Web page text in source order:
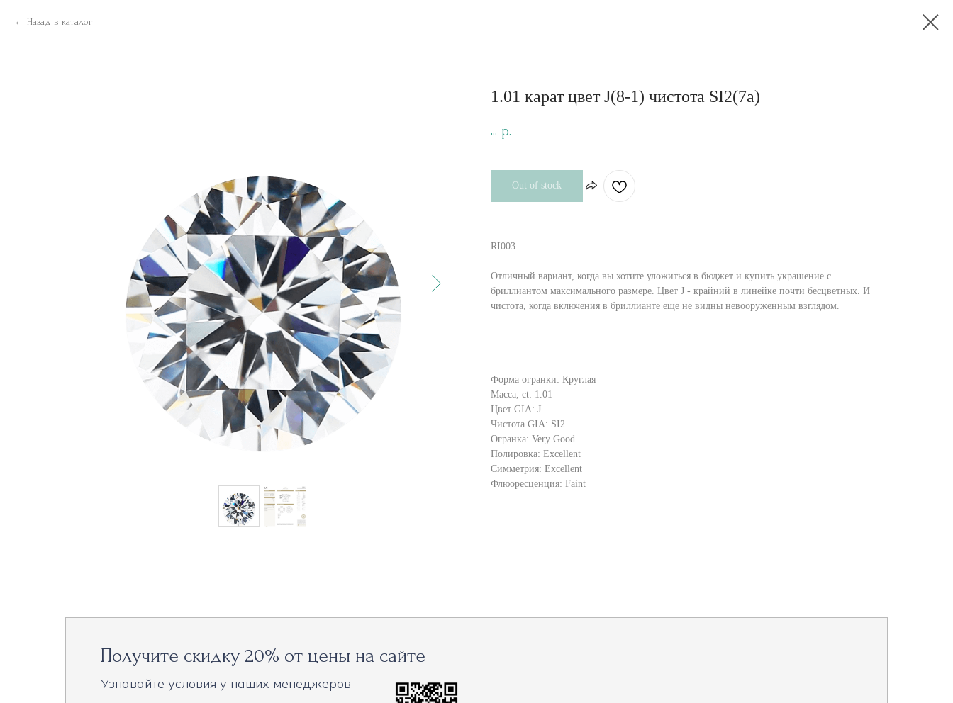
Назад в каталог
1.01 карат цвет J(8-1) чистота SI2(7a)
... р.
Out of stock
RI003
Отличный вариант, когда вы хотите уложиться в бюджет и купить украшение с
бриллиантом максимального размере. Цвет J - крайний в линейке почти бесцветных. И
чистота, когда включения в бриллианте еще не видны невооруженным взглядом.
Форма огранки: Круглая
Масса, ct: 1.01
Цвет GIA: J
Чистота GIA: SI2
Огранка: Very Good
Полировка: Excellent
Симметрия: Excellent
Флюоресценция: Faint
Получите скидку 20% от цены на сайте
Узнавайте условия у наших менеджеров